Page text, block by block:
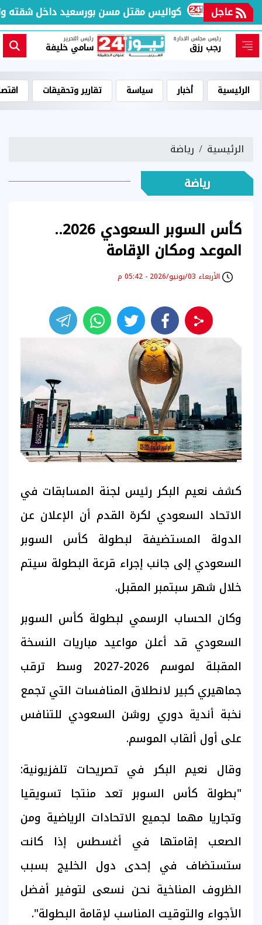
عاجل كواليس مقتل مسن بورسعيد داخل شقته
رئيس مجلس الادارة
رجب رزق
رئيس التحرير
سامي خليفة
الرئيسية أخبار سياسة تقارير وتحقيقات
الرئيسية رياضة
رياضة
كأس السوبر السعودي 2026..
الموعد ومكان الإقامة
الأربعاء 03/يونيو/2026 - 05:42 م
كشف نعيم البكر رئيس لجنة المسابقات في
الاتحاد السعودي لكرة القدم أن الإعلان عن
الدولة المستضيفة لبطولة كأس السوبر
السعودي إلى جانب إجراء قرعة البطولة سيتم
خلال شهر سبتمبر المقبل.
وكان الحساب الرسمي لبطولة كأس السوبر
السعودي قد أعلن مواعيد مباريات النسخة
المقبلة لموسم 2026-2027 وسط ترقب
جماهيري كبير لانطلاق المنافسات التي تجمع
نخبة أندية دوري روشن السعودي للتنافس
على أول ألقاب الموسم.
وقال نعيم البكر في تصريحات تلفزيونية:
"بطولة كأس السوبر تعد منتجا تسويقيا
وتجاريا مهما لجميع الاتحادات الرياضية ومن
الصعب إقامتها في أغسطس إذا كانت
ستستضاف في إحدى دول الخليج بسبب
الظروف المناخية نحن نسعى لتوفير أفضل
الأجواء والتوقيت المناسب لإقامة البطولة".